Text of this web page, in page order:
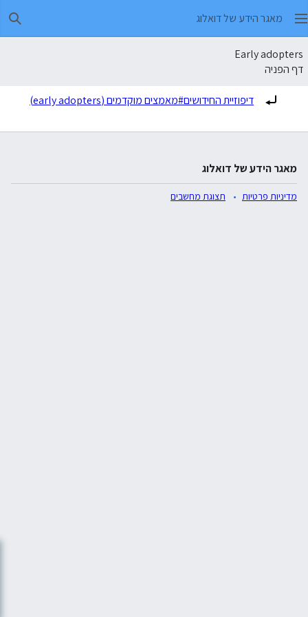
מאגר הידע של דואלוג
Early adopters
דף הפניה
הפניה ל: דיפוזיית החידושים#מאמצים מוקדמים (early adopters)
מאגר הידע של דואלוג
מדיניות פרטיות תצוגת מחשבים